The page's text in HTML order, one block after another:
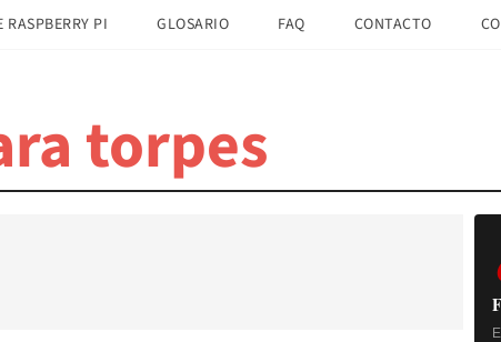
RASPBERRY PI GLOSARIO FAQ CONTACTO
torpes